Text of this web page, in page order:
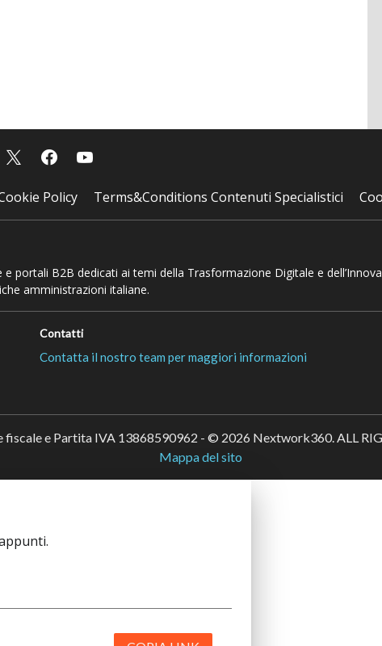
Policy Terms&Conditions Contenuti Specialistici
portali B2B dedicati ai temi della Trasformazione Digitale e
amministrazioni italiane.
Contatti
Contatta il nostro team per maggiori informazioni
e Partita IVA 13868590962 - © 2026 Nextwork360. ALL
Mappa del sito